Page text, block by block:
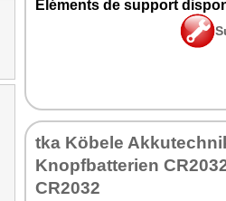
Eléments de support
tka Köbele
Knopfbatterien
CR2032